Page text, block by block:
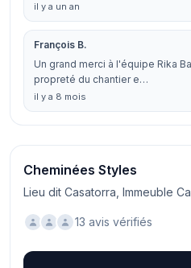
il y a un an
François B.
Un grand merci à l'équipe Rika
propreté du chantier e…
il y a 8 mois
Cheminées Styles
Lieu dit Casatorra, Immeuble
13 avis vérifiés